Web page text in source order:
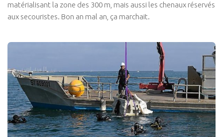
matérialisant la zone des 300 m, mais aussi les chenaux réservés
aux secouristes. Bon an mal an, ça marchait.